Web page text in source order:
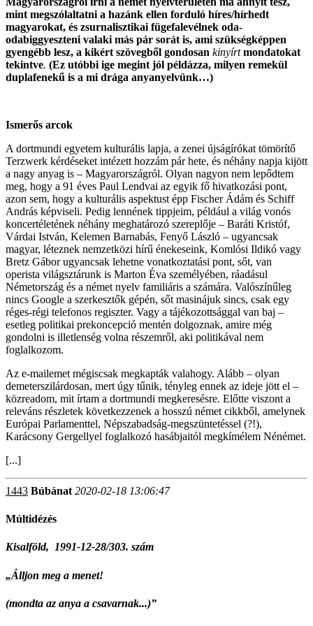
mint megszólaltatni a hazánk ellen forduló híres/hírhedt
magyarokat, és zsurnalisztikai fügefalevélnek oda-
odabiggyeszteni valaki más pár sorát is, ami szükségképpen
gyengébb lesz, a kikért szövegből gondosan kinyírtmondatokat
tekintve. (Ez utóbbi ige megint jól példázza, milyen remekül
duplafenekű is a mi drága anyanyelvünk…)
Ismerős arcok
A dortmundi egyetem kulturális lapja, a zenei újságírókat tömörítő
Terzwerk kérdéseket intézett hozzám pár hete, és néhány napja kijött
a nagy anyag is – Magyarországról. Olyan nagyon nem lepődtem
meg, hogy a 91 éves Paul Lendvai az egyik fő hivatkozási pont,
azon sem, hogy a kulturális aspektust épp Fischer Ádám és Schiff
András képviseli. Pedig lennének tippjeim, például a világ vonós
koncertéletének néhány meghatározó szereplője – Baráti Kristóf,
Várdai István, Kelemen Barnabás, Fenyő László – ugyancsak
magyar, léteznek nemzetközi hírű énekeseink, Komlósi Ildikó vagy
Bretz Gábor ugyancsak lehetne vonatkoztatási pont, sőt, van
operista világsztárunk is Marton Éva személyében, ráadásul
Németország és a német nyelv familiáris a számára. Valószínűleg
nincs Google a szerkesztők gépén, sőt masinájuk sincs, csak egy
réges-régi telefonos regiszter. Vagy a tájékozottsággal van baj –
esetleg politikai prekoncepció mentén dolgoznak, amire még
gondolni is illetlenség volna részemről, aki politikával nem
foglalkozom.
Az e-mailemet mégiscsak megkapták valahogy. Alább – olyan
demeterszilárdosan, mert úgy tűnik, tényleg ennek az ideje jött el –
közreadom, mit írtam a dortmundi megkeresésre. Előtte viszont a
releváns részletek következzenek a hosszú német cikkből, amelynek
Európai Parlamenttel, Népszabadság-megszüntetéssel (?!),
Karácsony Gergellyel foglalkozó hasábjaitól megkímélem Nénémet.
[...]
1443 Búbánat 2020-02-18 13:06:47
Múltidézés
Kisalföld, 1991-12-28/303. szám
„Álljon meg a menet!
(mondta az anya a csavarnak...)”